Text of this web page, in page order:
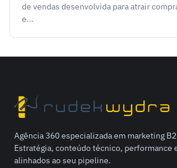
de vendas desenvolvida para atrair
e...
Agência 360 especializada em marketing
Estratégia, conteúdo técnico, performance
alinhados ao seu pipeline.